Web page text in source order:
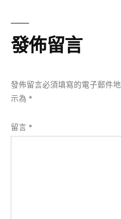
發佈留言
發佈留言必須填寫的電子郵件
示為 *
留言 *